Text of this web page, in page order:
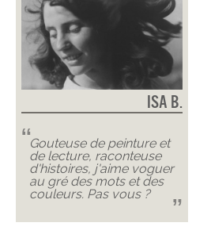
Isa B.
Gouteuse de peinture et
de lecture, raconteuse
d'histoires, j'aime voguer
au gré des mots et des
couleurs. Pas vous ?